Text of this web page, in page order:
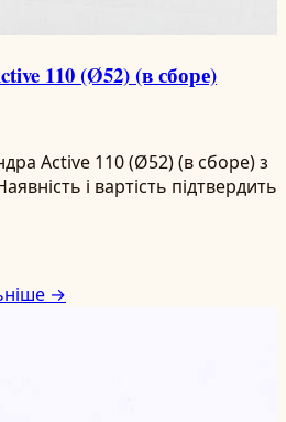
110 (Ø52) (в сборе)
Active 110 (Ø52) (в сборе) з
і вартість підтвердить
→